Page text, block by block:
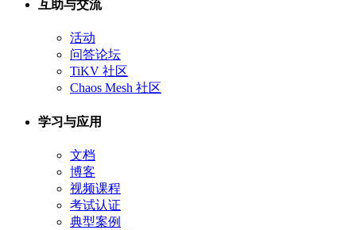
互助与交流
活动
问答论坛
TiKV 社区
Chaos Mesh 社区
学习与应用
文档
博客
视频课程
考试认证
典型案例